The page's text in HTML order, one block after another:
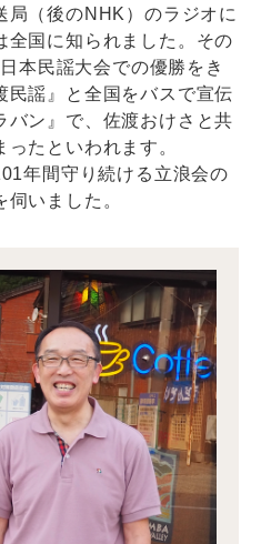
局（後のNHK）のラジオに
全国に知られました。その
本民謡大会での優勝をき
民謡』と全国をバスで宣伝
バン』で、佐渡おけさと共
たといわれます。
年間守り続ける立浪会の
いました。